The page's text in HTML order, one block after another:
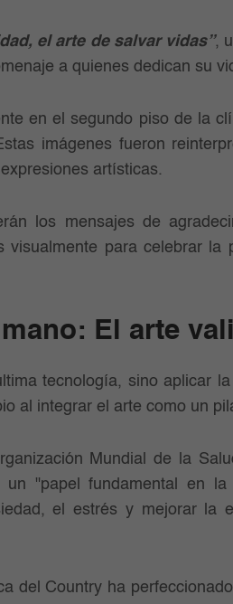
el arte de salvar vidas”,
a quienes dedican su
en el segundo piso de la
imágenes fueron
artísticas.
los mensajes de
para celebrar la
El arte
tecnología, sino aplicar
al integrar el arte como un
Mundial de la
"papel fundamental en
el estrés y mejorar la
del Country ha